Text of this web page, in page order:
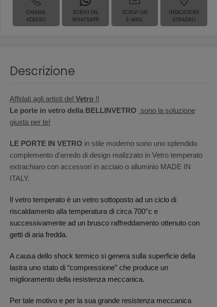
CHIAMA
ADESSO
SCRIVI UN
WHATSAPP
SCRIVI UN
E-MAIL
INDICAZIONI
STRADALI
Descrizione
Affidati agli artisti del Vetro !!
Le porte in vetro della BELLINVETRO sono la soluzione
giusta per te!
LE PORTE IN VETRO in stile moderno sono uno splendido
complemento d'arredo di design realizzato in Vetro temperato
extrachiaro con accessori in acciaio o alluminio MADE IN
ITALY.
Il vetro temperato è un vetro sottoposto ad un ciclo di
riscaldamento alla temperatura di circa 700°c e
successivamente ad un brusco raffreddamento ottenuto con
getti di aria fredda.
A causa dello shock termico si genera sulla superficie della
lastra uno stato di “compressione” che produce un
miglioramento della resistenza meccanica.
Per tale motivo e per la sua grande resistenza meccanica